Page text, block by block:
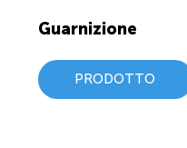
Guarnizione
PRODOTTO